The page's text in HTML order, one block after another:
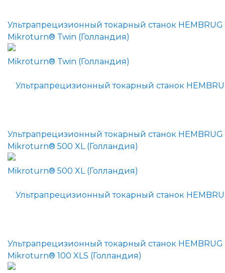
Ультрапрецизионный токарный станок HEMBRUG
Mikroturn® Twin (Голландия)
Ультрапрецизионный токарный станок HEMBRUG
Mikroturn® 500 XL (Голландия)
Ультрапрецизионный токарный станок HEMBRUG
Mikroturn® 100 XLS (Голландия)